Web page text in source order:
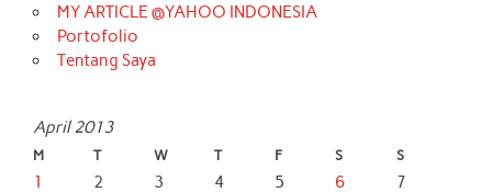
MY ARTICLE @YAHOO INDONESIA
Portofolio
Tentang Saya
April 2013
M T W T F S S
1 2 3 4 5 6 7